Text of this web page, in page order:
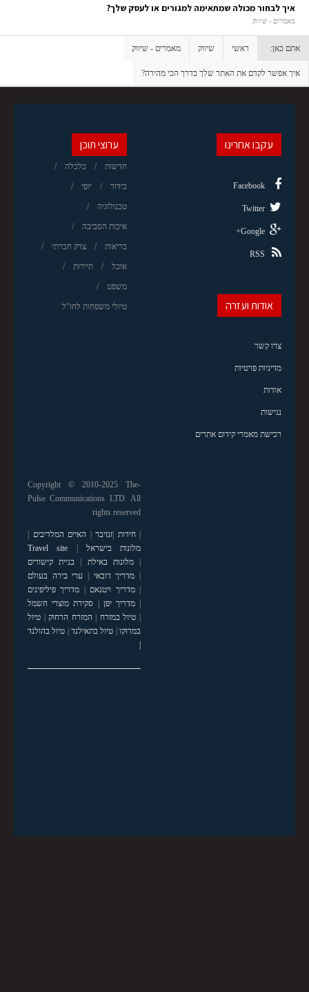
איך לבחור מכולה שמתאימה למגורים או לעסק שלך?
מאמרים - שיווק
אתם כאן: ראשי שיווק מאמרים - שיווק
איך אפשר לקדם את האתר שלך בדרך הכי מהירה?
ערוצי תוכן
חדשות כלכלה
בידור יופי
טכנולוגיה
איכות הסביבה
בריאות צדק חברתי
אוכל תיירות
משפט
טיולי משפחות לחו"ל
עקבו אחרינו
Facebook
Twitter
Google+
RSS
אודות ועזרה
צרו קשר
מדיניות פרטיות
אודות
נגישות
רכישת מאמרי קידום אתרים
Copyright © 2010-2025 The-
Pulse Communications LTD. All
rights reserved
|חידות זנזיבר האיים המלדיבים
מלונות בישראל
Travel site
|מלונות באילת
בניית קישורים
מדריך דובאי
ערי בירה בעולם
|מדריך ויטנאם
מדריך פיליפינים
|מדריך יפן
סקירת מוצרי חשמל
טיול במזרח המזרח הרחוק| טיול
במרוקו| טיול בתאילנד| טיול בהולנד